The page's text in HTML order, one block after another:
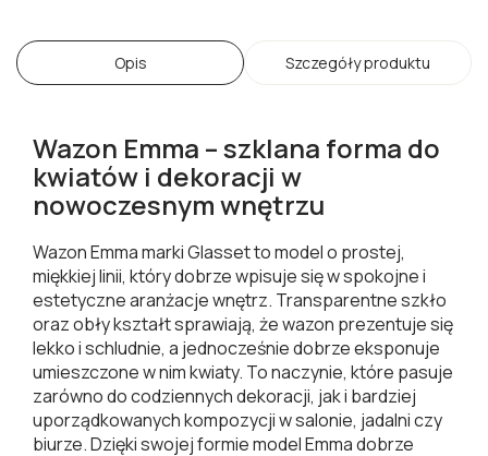
Opis Szczegóły produktu
Wazon Emma – szklana forma do
kwiatów i dekoracji w
nowoczesnym wnętrzu
Wazon Emma marki Glasset to model o prostej,
miękkiej linii, który dobrze wpisuje się w spokojne i
estetyczne aranżacje wnętrz. Transparentne szkło
oraz obły kształt sprawiają, że wazon prezentuje się
lekko i schludnie, a jednocześnie dobrze eksponuje
umieszczone w nim kwiaty. To naczynie, które pasuje
zarówno do codziennych dekoracji, jak i bardziej
uporządkowanych kompozycji w salonie, jadalni czy
biurze. Dzięki swojej formie model Emma dobrze